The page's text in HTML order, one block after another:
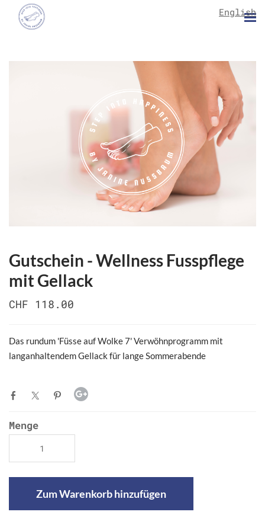
Gutschein - Wellness Fusspflege
mit Gellack
CHF 118.00
Das rundum 'Füsse auf Wolke 7' Verwöhnprogramm mit
langanhaltendem Gellack für lange Sommerabende
Menge
Zum Warenkorb hinzufügen
English